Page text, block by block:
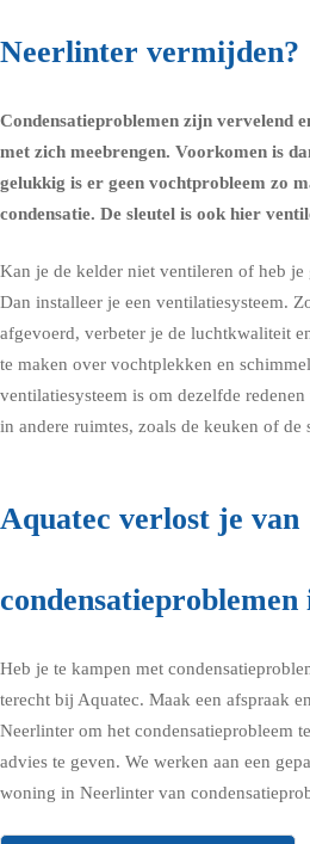
Neerlinter vermijden?
Condensatieproblemen zijn vervelend
met zich meebrengen. Voorkomen is
gelukkig is er geen vochtprobleem zo
condensatie. De sleutel is ook hier
Kan je de kelder niet ventileren of heb je
Dan installeer je een ventilatiesysteem.
afgevoerd, verbeter je de luchtkwaliteit
te maken over vochtplekken en
ventilatiesysteem is om dezelfde
in andere ruimtes, zoals de keuken of de
Aquatec verlost je van
Heb je te kampen met
terecht bij Aquatec. Maak een afspraak
Neerlinter om het condensatieprobleem
advies te geven. We werken aan een
woning in Neerlinter van